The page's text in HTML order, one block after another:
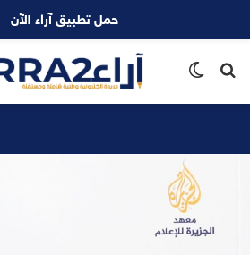
بحث
حمل تطبيق آراء الآن